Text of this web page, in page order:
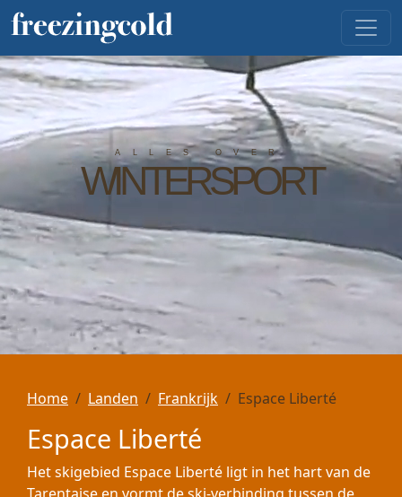
ALLES OVER
WINTERSPORT
Home Landen Frankrijk Espace Liberté
Espace Liberté
Het skigebied Espace Liberté ligt in het hart van de